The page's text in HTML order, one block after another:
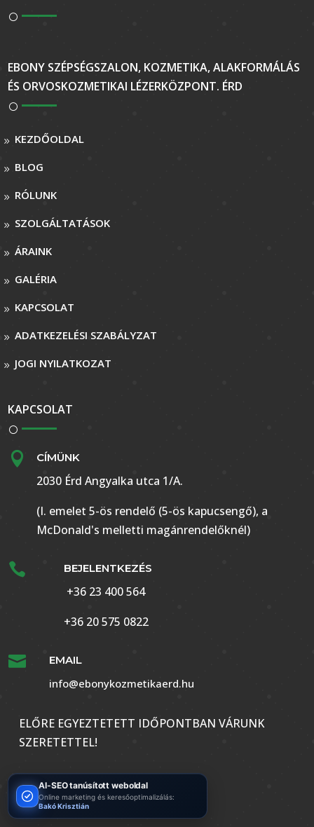
EBONY SZÉPSÉGSZALON, KOZMETIKA, ALAKFORMÁLÁS
ÉS ORVOSKOZMETIKAI LÉZERKÖZPONT. ÉRD
KEZDŐOLDAL
BLOG
RÓLUNK
SZOLGÁLTATÁSOK
ÁRAINK
GALÉRIA
KAPCSOLAT
ADATKEZELÉSI SZABÁLYZAT
JOGI NYILATKOZAT
KAPCSOLAT
 CÍMÜNK
2030 Érd Angyalka utca 1/A.
(I. emelet 5-ös rendelő (5-ös kapucsengő), a
McDonald's melletti magánrendelőknél)
 BEJELENTKEZÉS
+36 23 400 564
+36 20 575 0822
 EMAIL
info@ebonykozmetikaerd.hu
ELŐRE EGYEZTETETT IDŐPONTBAN VÁRUNK
SZERETETTEL!
AI-SEO tanúsított weboldal
Online marketing és keresőoptimalizálás:
Bakó Krisztián